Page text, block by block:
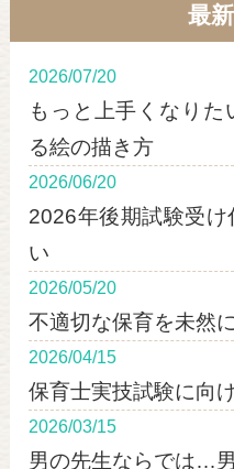
最
2026/07/20
もっと上手くなり
る絵の描き方
2026/06/20
2026年後期試験受
い
2026/05/20
不適切な保育を未然
2026/04/15
保育士実技試験に向
2026/03/15
男の先生ならでは…